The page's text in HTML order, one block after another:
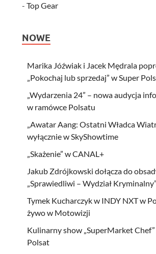
-Top Gear
NOWE
Marika Jóźwiak i Jacek Mędrala
„Pokochaj lub sprzedaj” w Super
„Wydarzenia 24” – nowa audycja
w ramówce Polsatu
„Awatar Aang: Ostatni Władca
wyłącznie w SkyShowtime
„Skażenie” w CANAL+
Jakub Zdrójkowski dołącza do
„Sprawiedliwi – Wydział Kryminalny”
Tymek Kucharczyk w INDY NXT w
żywo w Motowizji
Kulinarny show „SuperMarket
Polsat